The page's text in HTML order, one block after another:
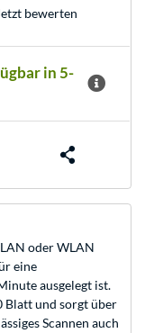
bewerten
in 5-
oder WLAN
eine
ausgelegt ist.
Blatt und sorgt über
Scannen auch